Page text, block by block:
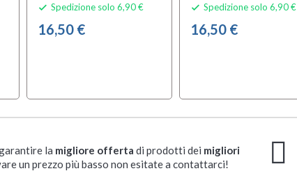
 Spedizione solo 6,90 €
16,50 €
 Spedizione solo 6,90 €
16,50 €
la migliore offerta di prodotti dei migliori
un prezzo più basso non esitate a contattarci!